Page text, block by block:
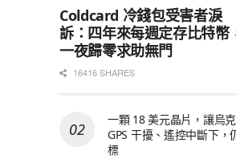
Coldcard 冷錢包受害者淚
訴：四年來每週定存比特幣
一夜歸零求助無門
16416 SHARES
一顆 18 美元晶片，讓烏
GPS 干擾、遙控中斷下，
標